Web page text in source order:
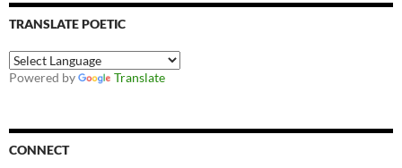
TRANSLATE POETIC
Powered by Translate
CONNECT